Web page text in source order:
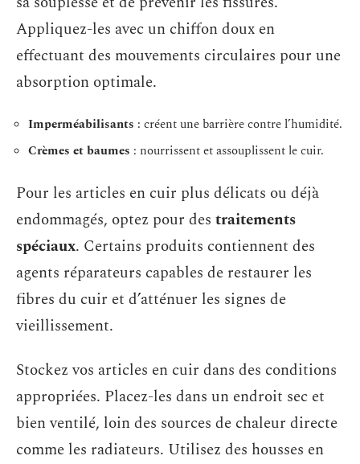
Appliquez-les avec un chiffon doux en
effectuant des mouvements circulaires pour une
absorption optimale.
Imperméabilisants : créent une barrière contre l’humidité.
Crèmes et baumes : nourrissent et assouplissent le cuir.
Pour les articles en cuir plus délicats ou déjà
endommagés, optez pour des traitements
spéciaux. Certains produits contiennent des
agents réparateurs capables de restaurer les
fibres du cuir et d’atténuer les signes de
vieillissement.
Stockez vos articles en cuir dans des conditions
appropriées. Placez-les dans un endroit sec et
bien ventilé, loin des sources de chaleur directe
comme les radiateurs. Utilisez des housses en